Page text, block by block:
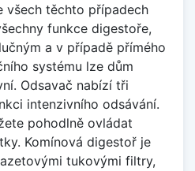
všech těchto případech
funkce digestoře,
a v případě přímého
systému lze dům
Odsavač nabízí tři
intenzivního odsávání.
pohodlně ovládat
Komínová digestoř je
tukovými filtry,